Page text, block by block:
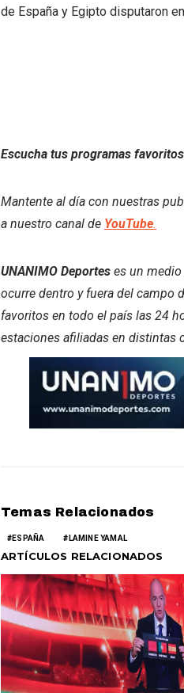
Escucha tus programas
Mantente al día con nuestras
a nuestro canal de YouTube.
UNANIMO Deportes es un
ocurre dentro y fuera del campo
favoritos en todo el país las 24
estaciones afiliadas en distintas
Temas Relacionados
ESPAÑA LAMINE YAMAL
ARTÍCULOS RELACIONADOS